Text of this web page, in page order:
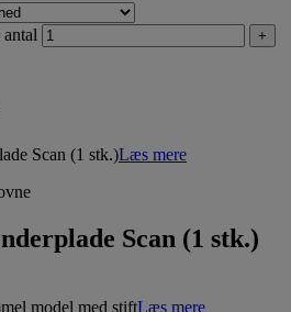
+
Læs mere
Scan (1 stk.)
Læs mere